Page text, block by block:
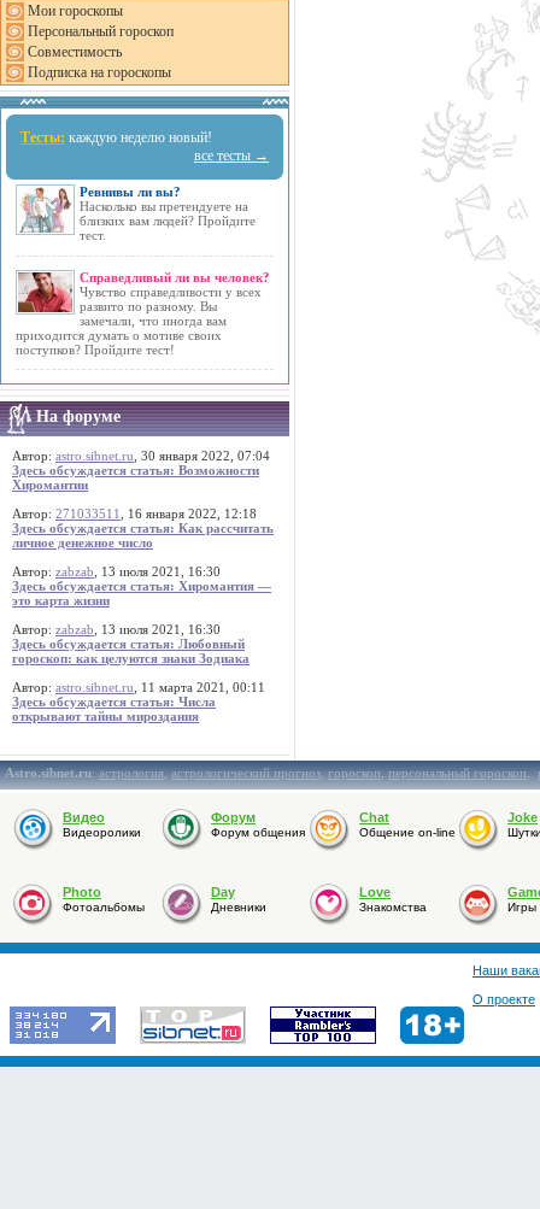
Мои гороскопы
Персональный гороскоп
Совместимость
Подписка на гороскопы
Тесты: каждую неделю новый!
все тесты →
Ревнивы ли вы?
Насколько вы претендуете на
близких вам людей? Пройдите
тест.
Справедливый ли вы человек?
Чувство справедливости у всех
развито по разному. Вы
замечали, что иногда вам
приходится думать о мотиве своих
поступков? Пройдите тест!
На форуме
Автор: astro.sibnet.ru , 30 января 2022, 07:04
Здесь обсуждается статья: Возможности
Хиромантии
Автор: 271033511
, 16 января 2022, 12:18
Здесь обсуждается статья: Как рассчитать
личное денежное число
Автор: zabzab , 13 июля 2021, 16:30
Здесь обсуждается статья: Хиромантия —
это карта жизни
Автор: zabzab , 13 июля 2021, 16:30
Здесь обсуждается статья: Любовный
гороскоп: как целуются знаки Зодиака
Автор: astro.sibnet.ru , 11 марта 2021, 00:11
Здесь обсуждается статья: Числа
открывают тайны мироздания
Astro.sibnet.ru:астрология,астрологический прогноз,гороскоп,персональный гороскоп,
Видео
Видеоролики
Форум
Форум общения
Chat
Общение on-line
Joke
Photo
Фотоальбомы
Day
Дневники
Love
Знакомства Игры
Наши
О проекте